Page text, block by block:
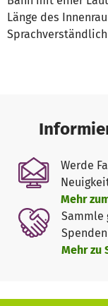
Länge des
Werde
Mehr
Sammle
Mehr zu